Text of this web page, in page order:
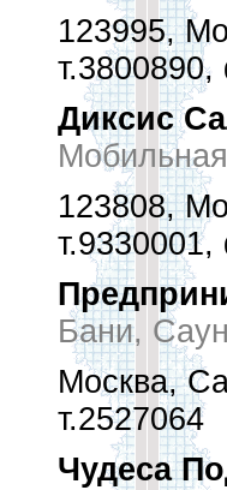
123995,
Диксис
123808,
Бани,
Москва,
т.2527064
Чудеса